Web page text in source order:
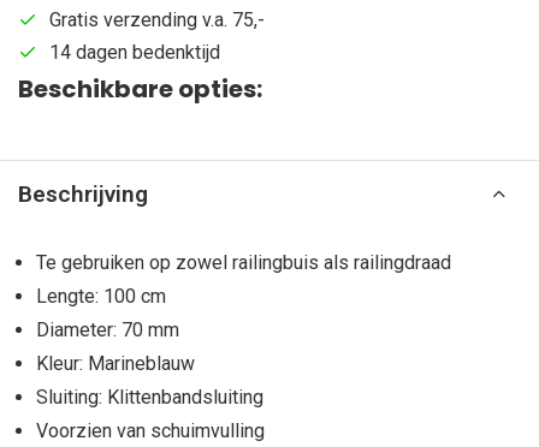
Gratis verzending v.a. 75,-
14 dagen bedenktijd
Beschikbare opties:
Beschrijving
Te gebruiken op zowel railingbuis als railingdraad
Lengte: 100 cm
Diameter: 70 mm
Kleur: Marineblauw
Sluiting: Klittenbandsluiting
Voorzien van schuimvulling